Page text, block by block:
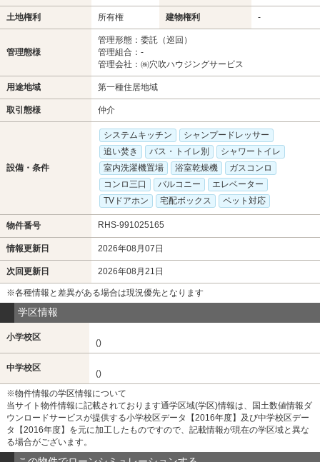
土地権利 所有権 建物権利 -
管理態様
管理形態：委託（巡回）
管理組合：-
管理会社：㈱穴吹ハウジングサービス
用途地域 第一種住居地域
取引態様 仲介
設備・条件
システムキッチン
シャンプードレッサー
追い焚き
バス・トイレ別
シャワートイレ
室内洗濯機置場
浴室乾燥機
ガスコンロ
コンロ三口
バルコニー
エレベーター
TVドアホン
宅配ボックス ペット対応
物件番号 RHS-991025165
情報更新日 2026年08月07日
次回更新日 2026年08月21日
※各種情報と差異がある場合は現況優先となります
学区情報
小学校区
()
中学校区
()
※物件情報の学区情報について
当サイト物件情報に記載されております通学区域(学区)情報は、国土数値情報ダ
ウンロードサービスが提供する小学校区データ【2016年度】及び中学校区デー
タ【2016年度】を元に加工したものですので、記載情報が現在の学区域と異な
る場合がございます。